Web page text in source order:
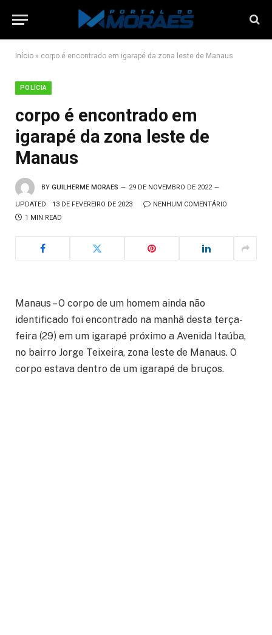
Início » corpo é encontrado em igarapé da zona leste de Manaus
POLÍCIA
corpo é encontrado em
igarapé da zona leste de
Manaus
BY GUILHERME MORAES 29 DE NOVEMBRO DE 2022
UPDATED: 13 DE FEVEREIRO DE 2023
NENHUM COMENTÁRIO
1 MIN READ
Manaus – O corpo de um homem ainda não
identificado foi encontrado na manhã desta terça-
feira (29) em um igarapé próximo a Avenida Itaúba,
no bairro Jorge Teixeira, zona leste de Manaus. O
corpo estava dentro de um igarapé de bruços.